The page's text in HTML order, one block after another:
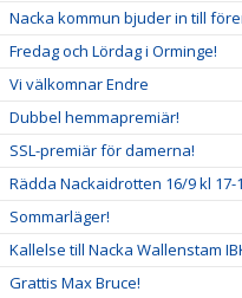
Nacka kommun bjuder in till
Fredag och Lördag i Orminge!
Vi välkomnar Endre
Dubbel hemmapremiär!
SSL-premiär för damerna!
Rädda Nackaidrotten 16/9 kl 17-
Sommarläger!
Kallelse till Nacka Wallenstam
Grattis Max Bruce!